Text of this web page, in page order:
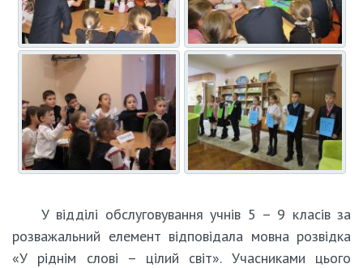
У відділі обслуговування учнів 5 – 9 класів за
розважальний елемент відповідала мовна розвідка
«У ріднім слові – цілий світ». Учасниками цього